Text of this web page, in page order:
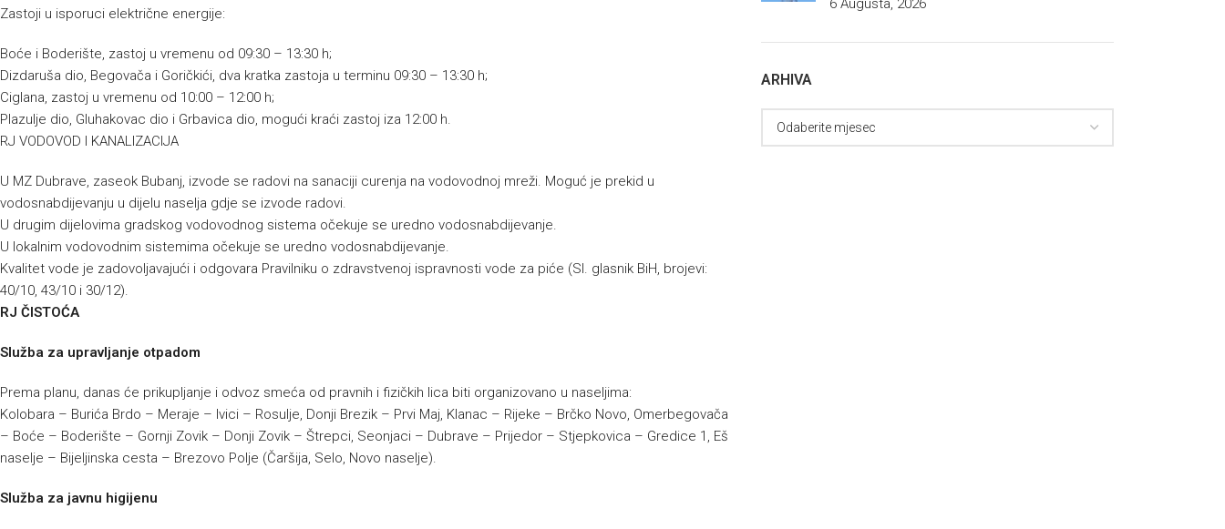
Zastoji u isporuci električne energije:
Boće i Boderište, zastoj u vremenu od 09:30 – 13:30 h;
Dizdaruša dio, Begovača i Goričkići, dva kratka zastoja u terminu 09:30 – 13:30 h;
Ciglana, zastoj u vremenu od 10:00 – 12:00 h;
Plazulje dio, Gluhakovac dio i Grbavica dio, mogući kraći zastoj iza 12:00 h.
RJ VODOVOD I KANALIZACIJA
U MZ Dubrave, zaseok Bubanj, izvode se radovi na sanaciji curenja na vodovodnoj mreži. Moguć je prekid u
vodosnabdijevanju u dijelu naselja gdje se izvode radovi.
U drugim dijelovima gradskog vodovodnog sistema očekuje se uredno vodosnabdijevanje.
U lokalnim vodovodnim sistemima očekuje se uredno vodosnabdijevanje.
Kvalitet vode je zadovoljavajući i odgovara Pravilniku o zdravstvenoj ispravnosti vode za piće (Sl. glasnik BiH, brojevi:
40/10, 43/10 i 30/12).
RJ ČISTOĆA
Služba za upravljanje otpadom
Prema planu, danas će prikupljanje i odvoz smeća od pravnih i fizičkih lica biti organizovano u naseljima:
Kolobara – Burića Brdo – Meraje – Ivici – Rosulje, Donji Brezik – Prvi Maj, Klanac – Rijeke – Brčko Novo, Omerbegovača
– Boće – Boderište – Gornji Zovik – Donji Zovik – Štrepci, Seonjaci – Dubrave – Prijedor – Stjepkovica – Gredice 1, Eš
naselje – Bijeljinska cesta – Brezovo Polje (Čaršija, Selo, Novo naselje).
Služba za javnu higijenu
6 Augusta, 2026
ARHIVA